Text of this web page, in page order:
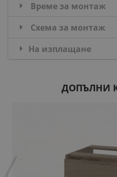
Време за монтаж
Схема за монтаж
На изплащане
ДОПЪЛНИ